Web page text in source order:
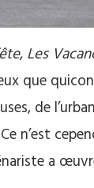
, Les
que
de
n’est
a